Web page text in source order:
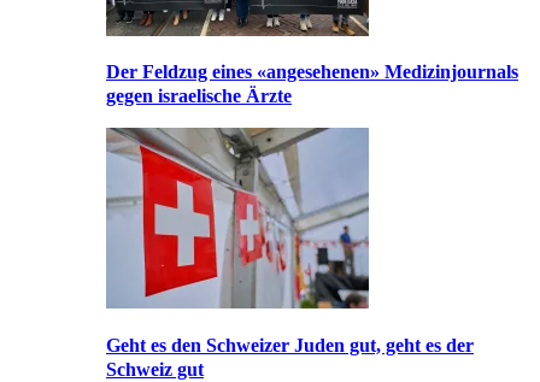
Der Feldzug eines «angesehenen» Medizinjournals
gegen israelische Ärzte
Geht es den Schweizer Juden gut, geht es der
Schweiz gut